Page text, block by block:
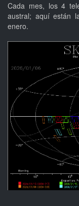
Cada mes, los 4
austral; aquí están
enero.